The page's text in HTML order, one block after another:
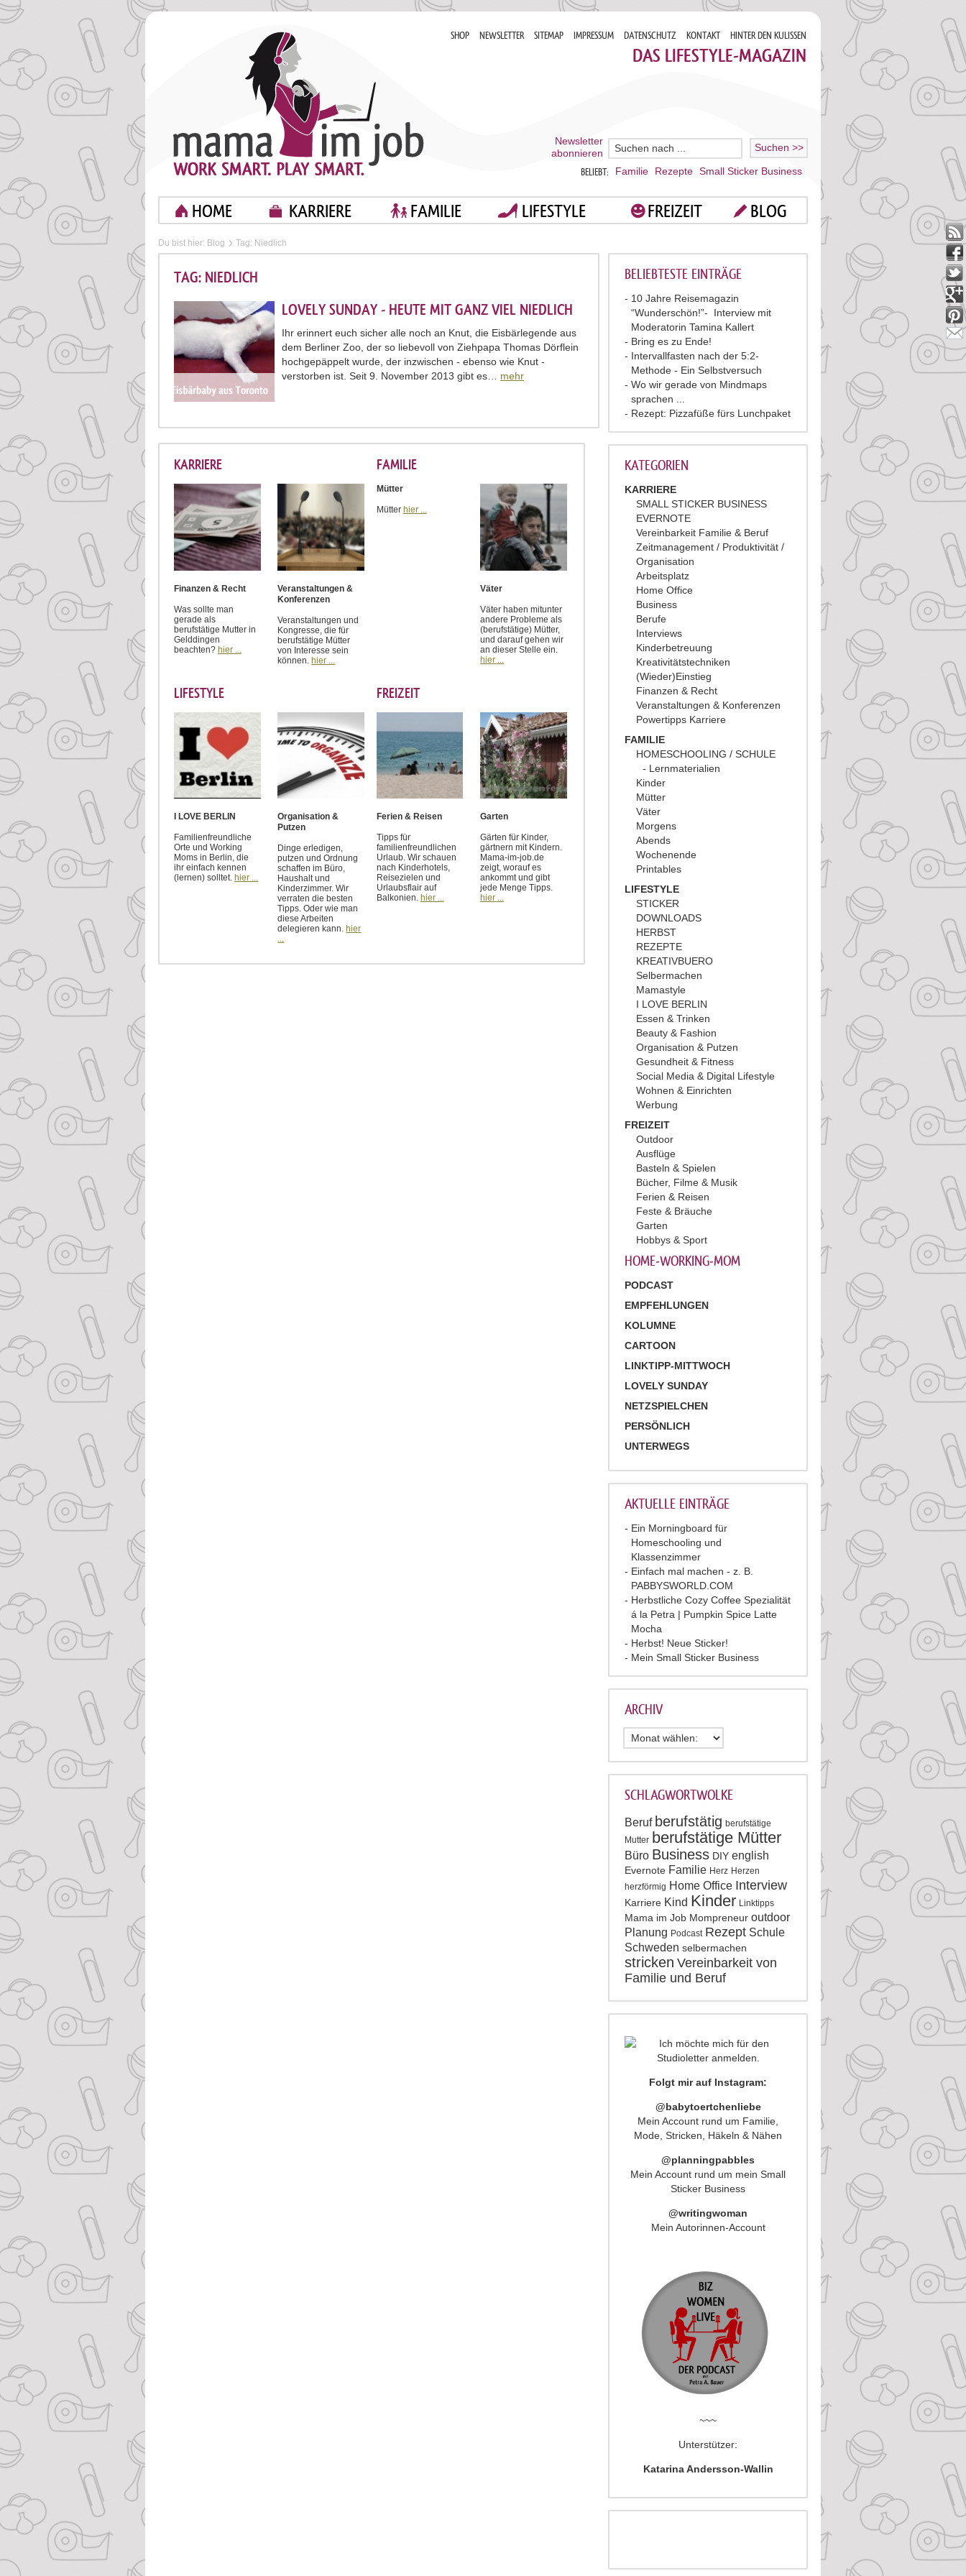
SHOP NEWSLETTER SITEMAP IMPRESSUM DATENSCHUTZ KONTAKT HINTER DEN KULISSEN
DAS LIFESTYLE-MAGAZIN
Newsletter
abonnieren
BELIEBT: Familie Rezepte Small Sticker Business
HOME KARRIERE FAMILIE LIFESTYLE FREIZEIT BLOG
Du bist hier: Blog Tag: Niedlich
BELIEBTESTE EINTRÄGE
10 Jahre Reisemagazin
“Wunderschön!”- Interview mit
Moderatorin Tamina Kallert
Bring es zu Ende!
Intervallfasten nach der 5:2-
Methode - Ein Selbstversuch
Wo wir gerade von Mindmaps
sprachen ...
Rezept: Pizzafüße fürs Lunchpaket
KATEGORIEN
KARRIERE
SMALL STICKER BUSINESS
EVERNOTE
Vereinbarkeit Familie & Beruf
Zeitmanagement / Produktivität /
Organisation
Arbeitsplatz
Home Office
Business
Berufe
Interviews
Kinderbetreuung
Kreativitätstechniken
(Wieder)Einstieg
Finanzen & Recht
Veranstaltungen & Konferenzen
Powertipps Karriere
FAMILIE
HOMESCHOOLING / SCHULE
Lernmaterialien
Kinder
Mütter
Väter
Morgens
Abends
Wochenende
Printables
LIFESTYLE
STICKER
DOWNLOADS
HERBST
REZEPTE
KREATIVBUERO
Selbermachen
Mamastyle
I LOVE BERLIN
Essen & Trinken
Beauty & Fashion
Organisation & Putzen
Gesundheit & Fitness
Social Media & Digital Lifestyle
Wohnen & Einrichten
Werbung
FREIZEIT
Outdoor
Ausflüge
Basteln & Spielen
Bücher, Filme & Musik
Ferien & Reisen
Feste & Bräuche
Garten
Hobbys & Sport
HOME-WORKING-MOM
PODCAST
EMPFEHLUNGEN
KOLUMNE
CARTOON
LINKTIPP-MITTWOCH
LOVELY SUNDAY
NETZSPIELCHEN
PERSÖNLICH
UNTERWEGS
AKTUELLE EINTRÄGE
Ein Morningboard für
Homeschooling und
Klassenzimmer
Einfach mal machen - z. B.
PABBYSWORLD.COM
Herbstliche Cozy Coffee Spezialität
á la Petra | Pumpkin Spice Latte
Mocha
Herbst! Neue Sticker!
Mein Small Sticker Business
ARCHIV
SCHLAGWORTWOLKE
Beruf berufstätig berufstätige
Mutter berufstätige Mütter
Büro Business DIY english
Evernote Familie Herz Herzen
herzförmig Home Office Interview
Karriere Kind Kinder Linktipps
Mama im Job Mompreneur outdoor
Planung Podcast Rezept Schule
Schweden selbermachen
stricken Vereinbarkeit von
Familie und Beruf
Folgt mir auf Instagram:
@babytoertchenliebe
Mein Account rund um Familie,
Mode, Stricken, Häkeln & Nähen
@planningpabbles
Mein Account rund um mein Small
Sticker Business
@writingwoman
Mein Autorinnen-Account
~~~
Unterstützer:
Katarina Andersson-Wallin
TAG: NIEDLICH
LOVELY SUNDAY - HEUTE MIT GANZ VIEL NIEDLICH
Ihr erinnert euch sicher alle noch an Knut, die Eisbärlegende aus
dem Berliner Zoo, der so liebevoll von Ziehpapa Thomas Dörflein
hochgepäppelt wurde, der inzwischen - ebenso wie Knut -
verstorben ist. Seit 9. November 2013 gibt es… mehr
KARRIERE
Finanzen & Recht
Was sollte man
gerade als
berufstätige Mutter in
Gelddingen
beachten? hier ...
Veranstaltungen &
Konferenzen
Veranstaltungen und
Kongresse, die für
berufstätige Mütter
von Interesse sein
können.hier ...
FAMILIE
Mütter
Mütter hier ...
Väter
Väter haben mitunter
andere Probleme als
(berufstätige) Mütter,
und darauf gehen wir
an dieser Stelle ein.
hier ...
LIFESTYLE
I LOVE BERLIN
Familienfreundliche
Orte und Working
Moms in Berlin, die
ihr einfach kennen
(lernen) solltet. hier ...
Organisation &
Putzen
Dinge erledigen,
putzen und Ordnung
schaffen im Büro,
Haushalt und
Kinderzimmer. Wir
verraten die besten
Tipps. Oder wie man
diese Arbeiten
delegieren kann. hier
...
FREIZEIT
Ferien & Reisen
Tipps für
familienfreundlichen
Urlaub. Wir schauen
nach Kinderhotels,
Reisezielen und
Urlaubsflair auf
Balkonien. hier ...
Garten
Gärten für Kinder,
gärtnern mit Kindern.
Mama-im-job.de
zeigt, worauf es
ankommt und gibt
jede Menge Tipps.
hier ...